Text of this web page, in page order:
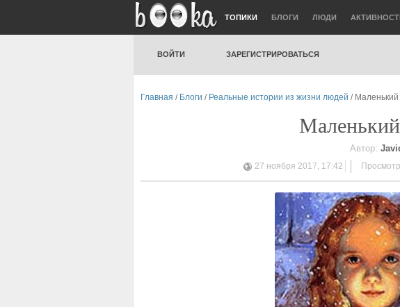
ТОПИКИ БЛОГИ ЛЮДИ
ВОЙТИ ЗАРЕГИСТРИРОВАТЬСЯ
Главная / Блоги / Реальные истории из жизни людей /
Автор:
27 ноября 2017, 17:42